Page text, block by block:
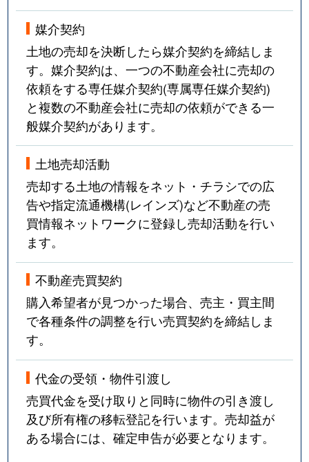
媒介契約
土地の売却を決断したら媒介契約を締結しま
す。媒介契約は、一つの不動産会社に売却の
依頼をする専任媒介契約(専属専任媒介契約)
と複数の不動産会社に売却の依頼ができる一
般媒介契約があります。
土地売却活動
売却する土地の情報をネット・チラシでの広
告や指定流通機構(レインズ)など不動産の売
買情報ネットワークに登録し売却活動を行い
ます。
不動産売買契約
購入希望者が見つかった場合、売主・買主間
で各種条件の調整を行い売買契約を締結しま
す。
代金の受領・物件引渡し
売買代金を受け取りと同時に物件の引き渡し
及び所有権の移転登記を行います。売却益が
ある場合には、確定申告が必要となります。